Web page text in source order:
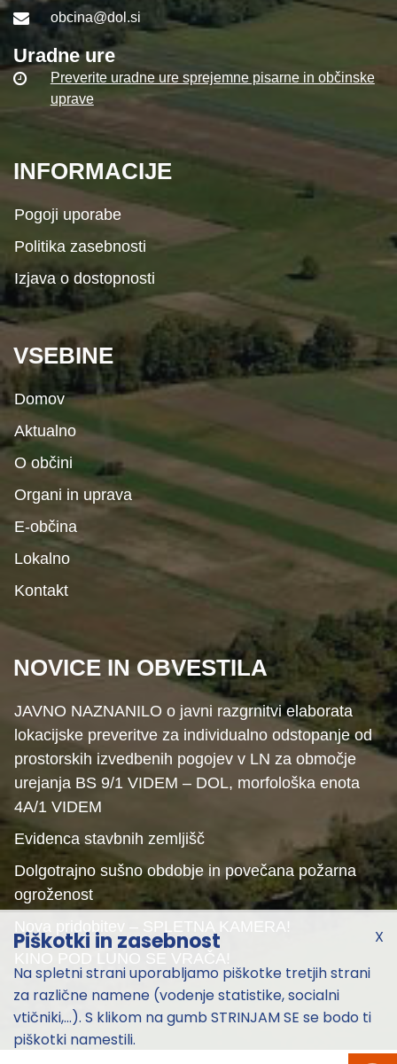
obcina@dol.si
Uradne ure
Preverite uradne ure sprejemne pisarne in občinske
uprave
INFORMACIJE
Pogoji uporabe
Politika zasebnosti
Izjava o dostopnosti
VSEBINE
Domov
Aktualno
O občini
Organi in uprava
E-občina
Lokalno
Kontakt
NOVICE IN OBVESTILA
JAVNO NAZNANILO o javni razgrnitvi elaborata
lokacijske preveritve za individualno odstopanje od
prostorskih izvedbenih pogojev v LN za območje
urejanja BS 9/1 VIDEM – DOL, morfološka enota
4A/1 VIDEM
Evidenca stavbnih zemljišč
Dolgotrajno sušno obdobje in povečana požarna
ogroženost
Nova pridobitev – SPLETNA KAMERA!
KINO POD LUNO SE VRAČA!
X
Piškotki in zasebnost
Na spletni strani uporabljamo piškotke tretjih strani
za različne namene (vodenje statistike, socialni
vtičniki,...). S klikom na gumb STRINJAM SE se bodo ti
piškotki namestili.